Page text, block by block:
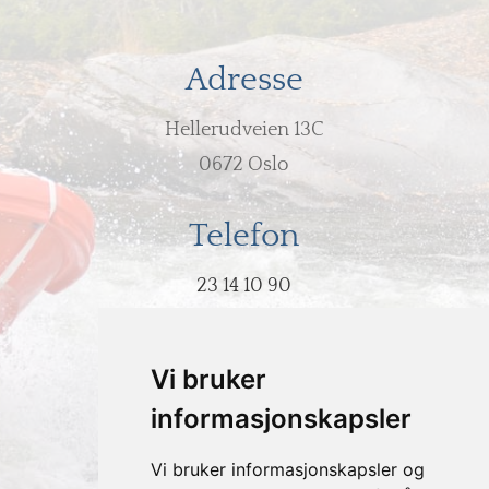
Vi bruker
informasjonskapsler
Vi bruker informasjonskapsler og
Adresse
Hellerudveien 13C
0672 Oslo
Telefon
23 14 10 90
post@hodeovervann.no